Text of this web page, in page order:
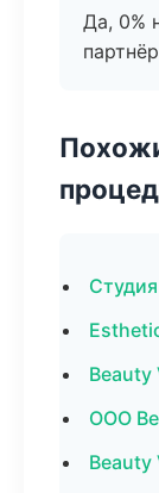
Да, 0%
Beauty
ООО